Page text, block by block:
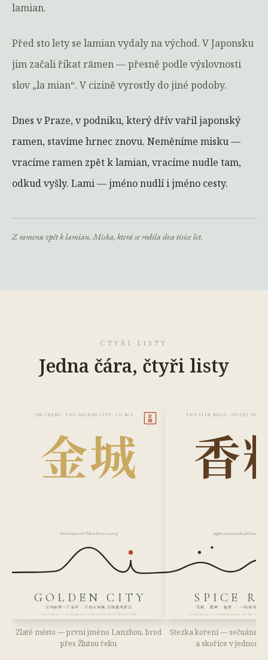
lamian.
Před sto lety se lamian vydaly na východ. V Japonsku
jim začali říkat rāmen — přesně podle výslovnosti
slov „la mian“. V cizině vyrostly do jiné podoby.
Dnes v Praze, v podniku, který dřív vařil japonský
ramen, stavíme hrnec znovu. Neměníme misku —
vracíme ramen zpět k lamian, vracíme nudle tam,
odkud vyšly. Lami — jméno nudlí i jméno cesty.
Z ramenu zpět k lamian. Miska, která se rodila dva tisíce let.
ČTYŘI LISTY
Jedna čára, čtyři listy
JIN CHENG · THE GOLDEN CITY · 121 BCE
金城
the line leaves the Yellow River crossing
GOLDEN CITY
兰州的第一个名字 · 汉设金城县,丝路黄河渡口
Zlaté město — první jméno Lanzhou, brod přes Žlutou řeku
金
城
Zlaté město — první jméno Lanzhou, brod
přes Žlutou řeku
THE SILK ROAD · SPICES IN
香
pepper, cassia, tsaoko fall into the
SPICE
花椒 · 草果 · 桂皮 — 一碗清汤,半部
Stezka koření — sečuánský pepř, cao-kuo a
Stezka koření — sečuánský
a skořice v jednom